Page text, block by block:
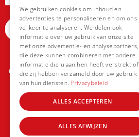
We gebruiken cookies om inhoud en
advertenties te personaliseren en om ons
verkeer te analyseren. We delen ook
informatie over uw gebruik van onze site
met onze advertentie- en analysepartners,
die deze kunnen combineren met andere
informatie die u aan hen heeft verstrekt of
die zij hebben verzameld door uw gebruik
van hun diensten. Privacybeleid
ALLES ACCEPTEREN
ALLES AFWIJZEN